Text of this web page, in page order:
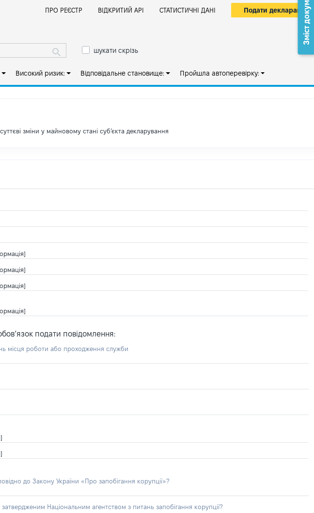
ПРО РЕЄСТР ВІДКРИТИЙ АРІ СТАТИСТИЧНІ ДАНІ Подати декларацію
шукати скрізь
Високий ризик: Відповідальне становище: Пройшла автоперевірку:
зміни у майновому стані субʼєкта декларування
подати повідомлення:
місця роботи або проходження служби
до Закону України «Про запобігання корупції»?
Національним агентством з питань запобігання корупції?
Зміст документа